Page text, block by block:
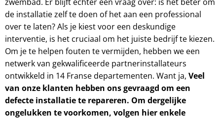
de installatie zelf te doen of het aan een professional
over te laten? Als je kiest voor een deskundige
interventie, is het cruciaal om het juiste bedrijf te kiezen.
Om je te helpen fouten te vermijden, hebben we een
netwerk van gekwalificeerde partnerinstallateurs
ontwikkeld in 14 Franse departementen. Want ja, Veel
van onze klanten hebben ons gevraagd om een
defecte installatie te repareren. Om dergelijke
ongelukken te voorkomen, volgen hier enkele